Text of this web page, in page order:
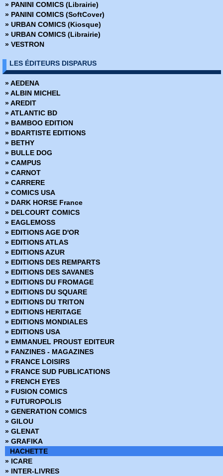
» PANINI COMICS (Librairie)
» PANINI COMICS (SoftCover)
» URBAN COMICS (Kiosque)
» URBAN COMICS (Librairie)
» VESTRON
LES ÉDITEURS DISPARUS
» AEDENA
» ALBIN MICHEL
» AREDIT
» ATLANTIC BD
» BAMBOO EDITION
» BDARTISTE EDITIONS
» BETHY
» BULLE DOG
» CAMPUS
» CARNOT
» CARRERE
» COMICS USA
» DARK HORSE France
» DELCOURT COMICS
» EAGLEMOSS
» EDITIONS AGE D'OR
» EDITIONS ATLAS
» EDITIONS AZUR
» EDITIONS DES REMPARTS
» EDITIONS DES SAVANES
» EDITIONS DU FROMAGE
» EDITIONS DU SQUARE
» EDITIONS DU TRITON
» EDITIONS HERITAGE
» EDITIONS MONDIALES
» EDITIONS USA
» EMMANUEL PROUST EDITEUR
» FANZINES - MAGAZINES
» FRANCE LOISIRS
» FRANCE SUD PUBLICATIONS
» FRENCH EYES
» FUSION COMICS
» FUTUROPOLIS
» GENERATION COMICS
» GILOU
» GLENAT
» GRAFIKA
HACHETTE
» ICARE
» INTER-LIVRES